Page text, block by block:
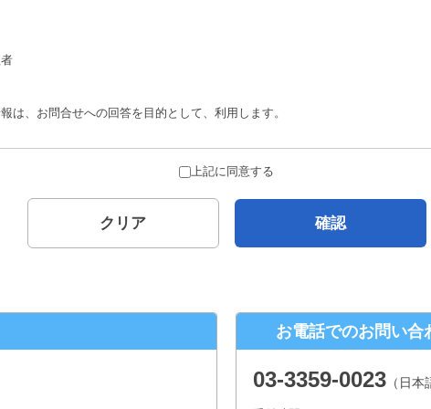
は、お問合せへの回答を目的として、利用します。
合を除き、ご本人の了解を得ることなく第三者に提供することはありません。
とがありません。
口
−１ パークウェストビル１３階
末年始、夏季休暇は除きます。）
上記に同意する
クリア 確認
お電話でのお問い合
03-3359-0023 （日本